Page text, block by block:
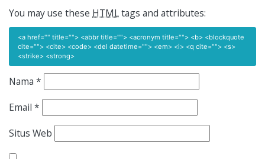
You may use these HTMLtags and attributes:
<a href="" title=""> <abbr title=""> <acronym title=""> <b> <blockquote
cite=""> <cite> <code> <del datetime=""> <em> <i> <q cite=""> <s>
<strike> <strong>
Nama *
Email *
Situs Web